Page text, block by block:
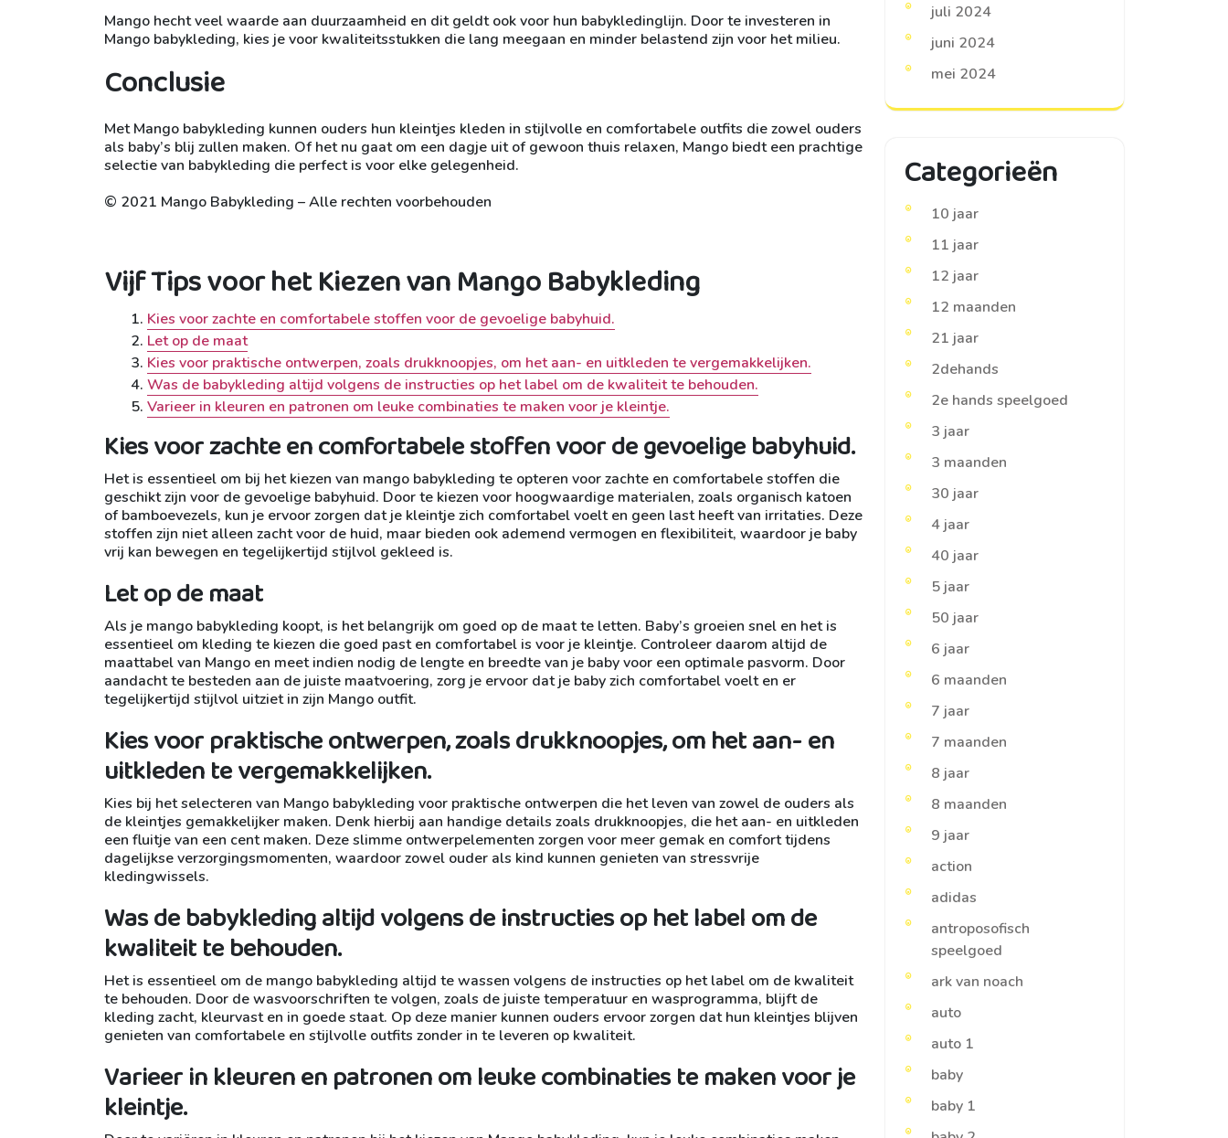
Mango hecht veel waarde aan duurzaamheid en dit geldt ook voor hun babykledinglijn. Door te investeren in
Mango babykleding, kies je voor kwaliteitsstukken die lang meegaan en minder belastend zijn voor het milieu.
Conclusie
Met Mango babykleding kunnen ouders hun kleintjes kleden in stijlvolle en comfortabele outfits die zowel ouders
als baby’s blij zullen maken. Of het nu gaat om een dagje uit of gewoon thuis relaxen, Mango biedt een prachtige
selectie van babykleding die perfect is voor elke gelegenheid.
© 2021 Mango Babykleding – Alle rechten voorbehouden
Vijf Tips voor het Kiezen van Mango Babykleding
Kies voor zachte en comfortabele stoffen voor de gevoelige babyhuid.
Let op de maat
Kies voor praktische ontwerpen, zoals drukknoopjes, om het aan- en uitkleden te vergemakkelijken.
Was de babykleding altijd volgens de instructies op het label om de kwaliteit te behouden.
Varieer in kleuren en patronen om leuke combinaties te maken voor je kleintje.
Kies voor zachte en comfortabele stoffen voor de gevoelige babyhuid.
Het is essentieel om bij het kiezen van mango babykleding te opteren voor zachte en comfortabele stoffen die
geschikt zijn voor de gevoelige babyhuid. Door te kiezen voor hoogwaardige materialen, zoals organisch katoen
of bamboevezels, kun je ervoor zorgen dat je kleintje zich comfortabel voelt en geen last heeft van irritaties. Deze
stoffen zijn niet alleen zacht voor de huid, maar bieden ook ademend vermogen en flexibiliteit, waardoor je baby
vrij kan bewegen en tegelijkertijd stijlvol gekleed is.
Let op de maat
Als je mango babykleding koopt, is het belangrijk om goed op de maat te letten. Baby’s groeien snel en het is
essentieel om kleding te kiezen die goed past en comfortabel is voor je kleintje. Controleer daarom altijd de
maattabel van Mango en meet indien nodig de lengte en breedte van je baby voor een optimale pasvorm. Door
aandacht te besteden aan de juiste maatvoering, zorg je ervoor dat je baby zich comfortabel voelt en er
tegelijkertijd stijlvol uitziet in zijn Mango outfit.
Kies voor praktische ontwerpen, zoals drukknoopjes, om het aan- en
uitkleden te vergemakkelijken.
Kies bij het selecteren van Mango babykleding voor praktische ontwerpen die het leven van zowel de ouders als
de kleintjes gemakkelijker maken. Denk hierbij aan handige details zoals drukknoopjes, die het aan- en uitkleden
een fluitje van een cent maken. Deze slimme ontwerpelementen zorgen voor meer gemak en comfort tijdens
dagelijkse verzorgingsmomenten, waardoor zowel ouder als kind kunnen genieten van stressvrije
kledingwissels.
Was de babykleding altijd volgens de instructies op het label om de
kwaliteit te behouden.
Het is essentieel om de mango babykleding altijd te wassen volgens de instructies op het label om de kwaliteit
te behouden. Door de wasvoorschriften te volgen, zoals de juiste temperatuur en wasprogramma, blijft de
kleding zacht, kleurvast en in goede staat. Op deze manier kunnen ouders ervoor zorgen dat hun kleintjes blijven
genieten van comfortabele en stijlvolle outfits zonder in te leveren op kwaliteit.
Varieer in kleuren en patronen om leuke combinaties te maken voor je
kleintje.
juli 2024
juni 2024
mei 2024
Categorieën
10 jaar
11 jaar
12 jaar
12 maanden
21 jaar
2dehands
2e hands speelgoed
3 jaar
3 maanden
30 jaar
4 jaar
40 jaar
5 jaar
50 jaar
6 jaar
6 maanden
7 jaar
7 maanden
8 jaar
8 maanden
9 jaar
action
adidas
antroposofisch
speelgoed
ark van noach
auto
auto 1
baby
baby 1